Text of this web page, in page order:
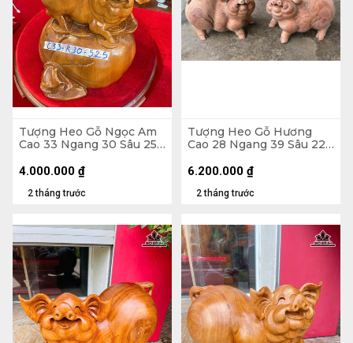
Tượng Heo Gỗ Ngọc Am
Cao 33 Ngang 30 Sâu 25
2 tháng trước
4.000.000 ₫
Tượng Heo Gỗ Hương
Cao 28 Ngang 39 Sâu 22
2 tháng trước
6.200.000 ₫